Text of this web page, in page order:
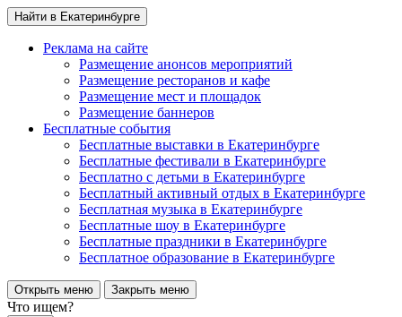
Найти в Екатеринбурге
Реклама на сайте
Размещение анонсов мероприятий
Размещение ресторанов и кафе
Размещение мест и площадок
Размещение баннеров
Бесплатные события
Бесплатные выставки в Екатеринбурге
Бесплатные фестивали в Екатеринбурге
Бесплатно с детьми в Екатеринбурге
Бесплатный активный отдых в Екатеринбурге
Бесплатная музыка в Екатеринбурге
Бесплатные шоу в Екатеринбурге
Бесплатные праздники в Екатеринбурге
Бесплатное образование в Екатеринбурге
Открыть меню Закрыть меню
Что ищем?